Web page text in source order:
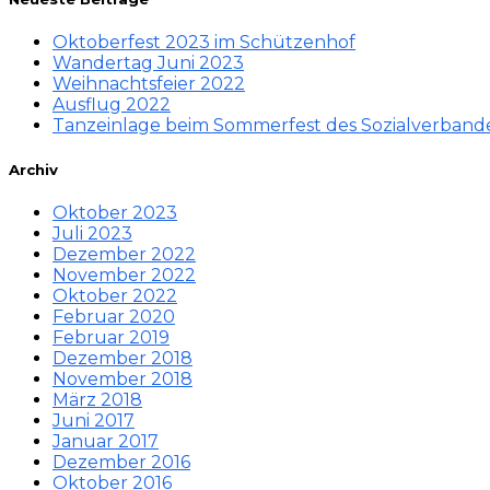
Oktoberfest 2023 im Schützenhof
Wandertag Juni 2023
Weihnachtsfeier 2022
Ausflug 2022
Tanzeinlage beim Sommerfest des
Archiv
Oktober 2023
Juli 2023
Dezember 2022
November 2022
Oktober 2022
Februar 2020
Februar 2019
Dezember 2018
November 2018
März 2018
Juni 2017
Januar 2017
Dezember 2016
Oktober 2016